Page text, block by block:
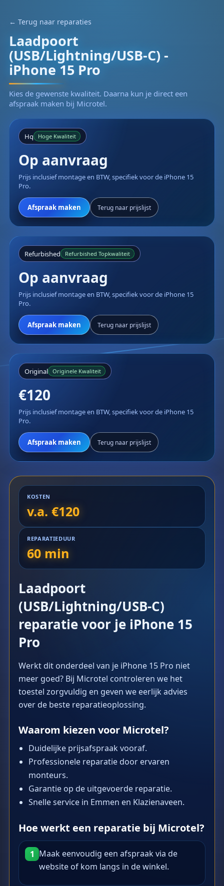
← Terug naar reparaties
Laadpoort
(USB/Lightning/USB-C) -
iPhone 15 Pro
Kies de gewenste kwaliteit. Daarna kun je direct een
afspraak maken bij Microtel.
Hq Hoge Kwaliteit
Op aanvraag
Prijs inclusief montage en BTW, specifiek voor de iPhone 15
Pro.
Afspraak maken Terug naar prijslijst
Refurbished Refurbished Topkwaliteit
Op aanvraag
Prijs inclusief montage en BTW, specifiek voor de iPhone 15
Pro.
Afspraak maken Terug naar prijslijst
Original Originele Kwaliteit
€120
Prijs inclusief montage en BTW, specifiek voor de iPhone 15
Pro.
Afspraak maken Terug naar prijslijst
KOSTEN
v.a. €120
REPARATIEDUUR
60 min
Laadpoort
(USB/Lightning/USB-C)
reparatie voor je iPhone 15
Pro
Werkt dit onderdeel van je iPhone 15 Pro niet
meer goed? Bij Microtel controleren we het
toestel zorgvuldig en geven we eerlijk advies
over de beste reparatieoplossing.
Waarom kiezen voor Microtel?
Duidelijke prijsafspraak vooraf.
Professionele reparatie door ervaren
monteurs.
Garantie op de uitgevoerde reparatie.
Snelle service in Emmen en Klazienaveen.
Hoe werkt een reparatie bij Microtel?
1 Maak eenvoudig een afspraak via de
website of kom langs in de winkel.